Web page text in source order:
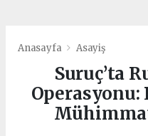
Anasayfa Asayiş
Suruç’ta
Operasyonu: